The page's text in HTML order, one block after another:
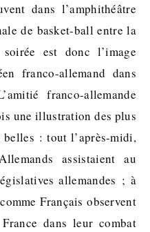
dans l’amphithéâtre
de basket-ball entre la
est donc l’image
franco-allemand dans
franco-allemande
une illustration des plus
belles : tout l’après-midi,
assistaient au
allemandes ; à
Français observent
dans leur combat